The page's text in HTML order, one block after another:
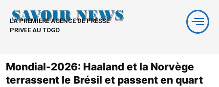
contenu
LA PREMIERE AGENCE DE PRESSE
PRIVEE AU TOGO
Mondial-2026: Haaland et la Norvège
terrassent le Brésil et passent en quart